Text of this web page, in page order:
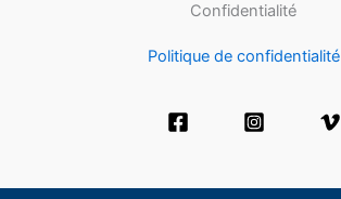
Confidentialité
Politique de confidentialité